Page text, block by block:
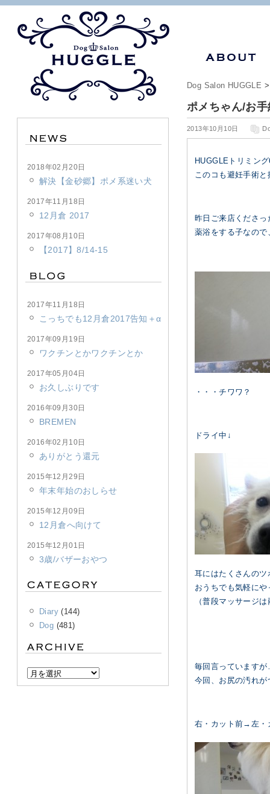
Dog Salon HUGGLE
ポメちゃん/お手
2013年10月10日
HUGGLEトリミン
このコも避妊手術
昨日ご来店くださ
薬浴をする子なの
・・・チワワ？
ドライ中↓
耳にはたくさんの
おうちでも気軽に
（普段マッサージ
毎回言っています
今回、お尻の汚れ
右・カット前→左・
2018年02月20日
解決【金砂郷】ポメ系迷い犬
2017年11月18日
12月倉 2017
2017年08月10日
【2017】8/14-15
2017年11月18日
こっちでも12月倉2017告知＋α
2017年09月19日
ワクチンとかワクチンとか
2017年05月04日
お久しぶりです
2016年09月30日
BREMEN
2016年02月10日
ありがとう還元
2015年12月29日
年末年始のおしらせ
2015年12月09日
12月倉へ向けて
2015年12月01日
3歳/バザーおやつ
Diary(144)
Dog (481)